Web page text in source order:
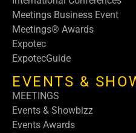
Meetings Business Event
Meetings® Awards
Expotec
ExpotecGuide
EVENTS &
MEETINGS
Events & Showbizz
Events Awards